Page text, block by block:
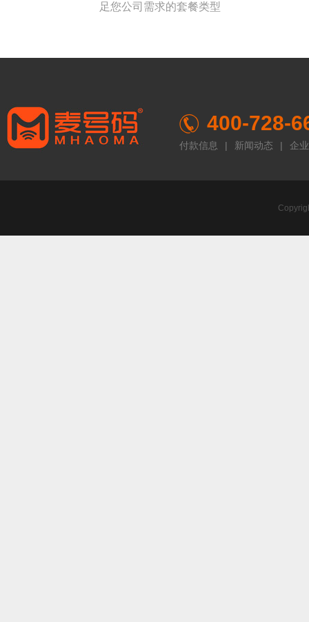
足您公司需求的套餐类型
400-728-
付款信息 | 新闻动态 | 企